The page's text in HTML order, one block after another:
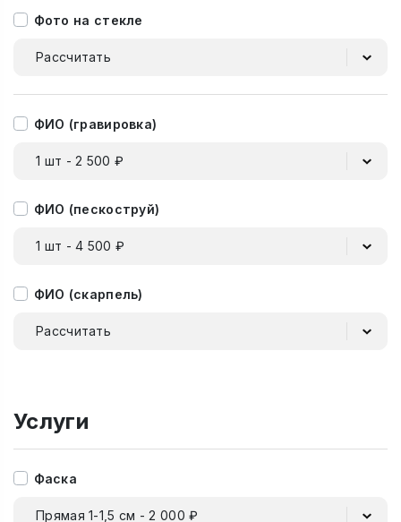
Фото на стекле
Рассчитать
ФИО (гравировка)
1 шт - 2 500 ₽
ФИО (пескоструй)
1 шт - 4 500 ₽
ФИО (скарпель)
Рассчитать
Услуги
Фаска
Прямая 1-1,5 см - 2 000 ₽